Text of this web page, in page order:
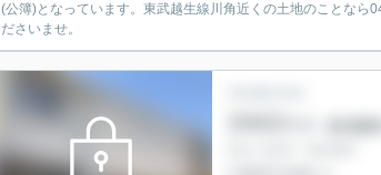
(公簿)となっています。東武越生線川角近くの土地のことな
ださいませ。